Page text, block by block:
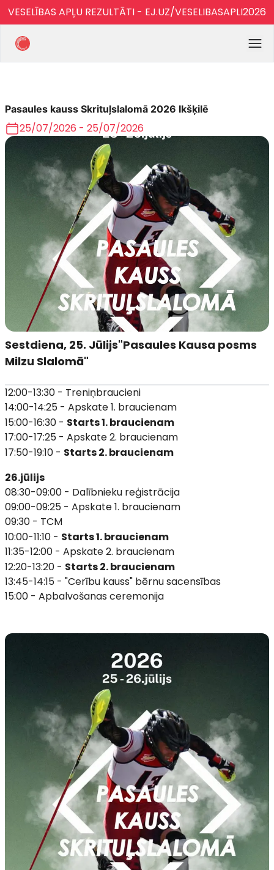
VESELĪBAS APĻU REZULTĀTI - EJ.UZ/VESELIBASAPLI2026
Pasaules kauss Skrituļslalomā 2026 Ikšķilē
25/07/2026 - 25/07/2026
Sestdiena, 25. Jūlijs"Pasaules Kausa posms
Milzu Slalomā"
12:00-13:30 - Treniņbraucieni
14:00-14:25 - Apskate 1. braucienam
15:00-16:30 - Starts 1. braucienam
17:00-17:25 - Apskate 2. braucienam
17:50-19:10 - Starts 2. braucienam
26.jūlijs
08:30-09:00 - Dalībnieku reģistrācija
09:00-09:25 - Apskate 1. braucienam
09:30 - TCM
10:00-11:10 - Starts 1. braucienam
11:35-12:00 - Apskate 2. braucienam
12:20-13:20 - Starts 2. braucienam
13:45-14:15 - "Cerību kauss" bērnu sacensības
15:00 - Apbalvošanas ceremonija